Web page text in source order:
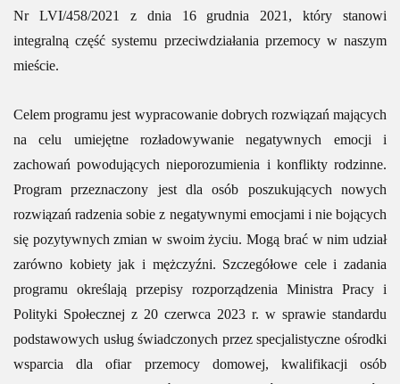
Nr LVI/458/2021 z dnia 16 grudnia 2021, który stanowi
integralną część systemu przeciwdziałania przemocy w naszym
mieście.
Celem programu jest wypracowanie dobrych rozwiązań mających
na celu umiejętne rozładowywanie negatywnych emocji i
zachowań powodujących nieporozumienia i konflikty rodzinne.
Program przeznaczony jest dla osób poszukujących nowych
rozwiązań radzenia sobie z negatywnymi emocjami i nie bojących
się pozytywnych zmian w swoim życiu. Mogą brać w nim udział
zarówno kobiety jak i mężczyźni. Szczegółowe cele i zadania
programu określają przepisy rozporządzenia Ministra Pracy i
Polityki Społecznej z 20 czerwca 2023 r. w sprawie standardu
podstawowych usług świadczonych przez specjalistyczne ośrodki
wsparcia dla ofiar przemocy domowej, kwalifikacji osób